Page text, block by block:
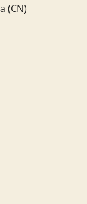
(CN)